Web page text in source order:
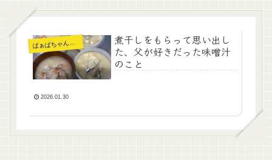
ばぁばちゃんの暮らし
煮干しをもらって思い出し
た、父が好きだった味噌汁
のこと
2026.01.30